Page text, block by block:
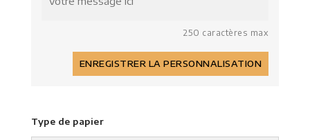
250 caractères max
ENREGISTRER LA PERSONNALISATION
Type de papier